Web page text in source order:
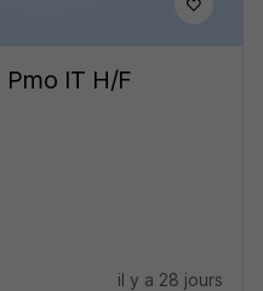
IT H/F
il y a 28 jours